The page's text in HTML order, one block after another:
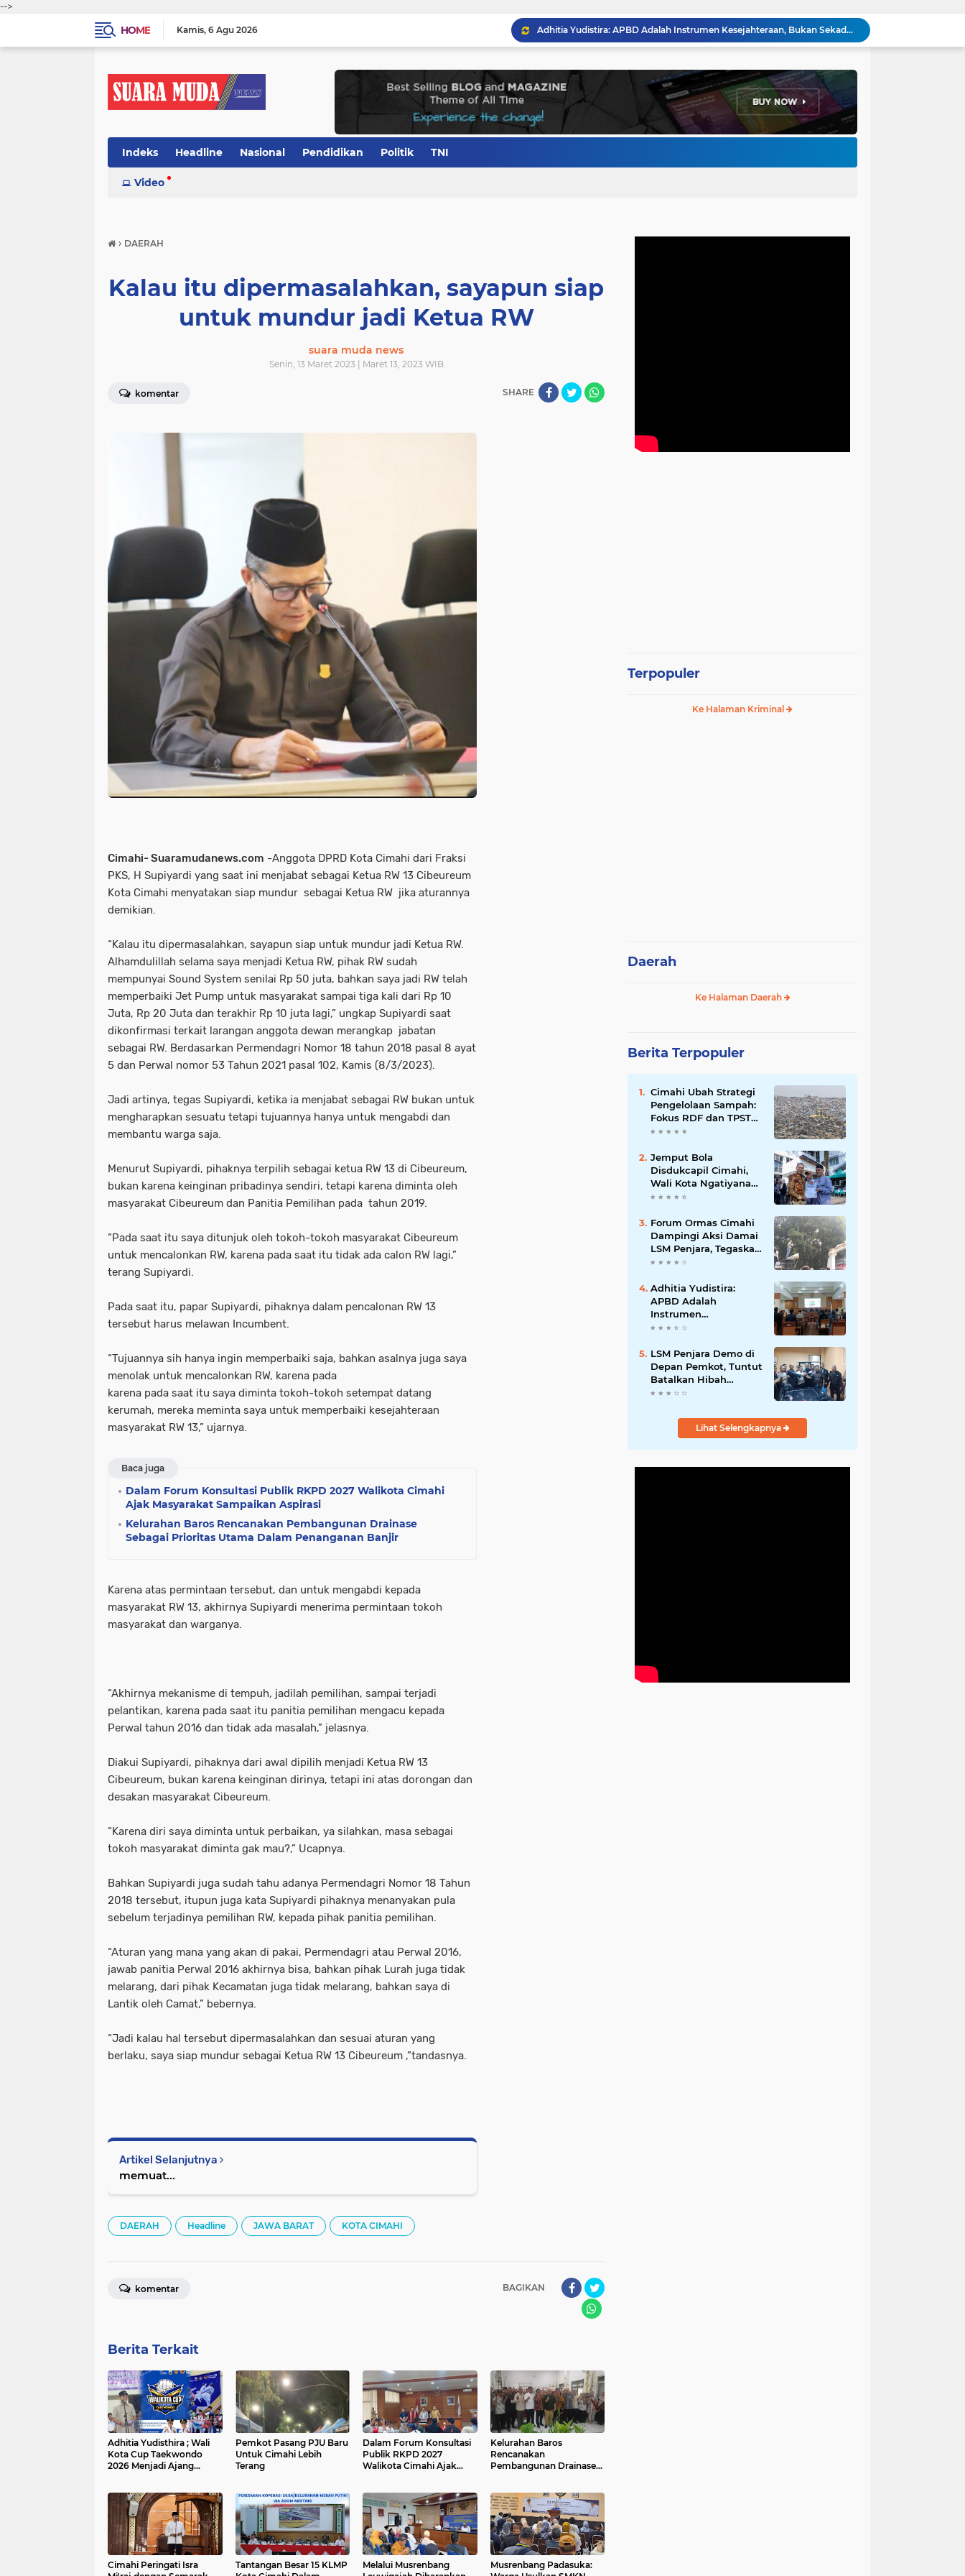
-->
HOME
Kamis 6 Agu 2026
Adhitia Yudistira: APBD Adalah Instrumen Kesejahteraan, Bukan Sekadar Catatan Angka
Ketua DPRD Wahyu Widiatmoko: LPJ 2025 Cermin Kinerja, KUA-PPAS 2027 Kompas Pembangunan Cimahi
Ribuan Buruh Cimahi Demo Tolak Pajak Progresif, DPRD Rekomendasikan 4 Tuntutan ke Presiden dan DPR RI
Sambut Agen Perubahan, Ketua DPRD Cimahi Ajak Mahasiswa KKN UIN Bandung Hadirkan Solusi Nyata
Bhabinkamtibmas Baros Sambangi Warga, Selesaikan Keluhan Bau Kandang Ayam Hingga Imbau Cegah 3C
Indeks Headline Nasional Pendidikan Politik TNI
Video
› DAERAH
Kalau itu dipermasalahkan, sayapun siap
untuk mundur jadi Ketua RW
suara muda news
Senin, 13 Maret 2023 | Maret 13, 2023 WIB
komentar SHARE
Cimahi- Suaramudanews.com -Anggota DPRD Kota Cimahi dari Fraksi
PKS, H Supiyardi yang saat ini menjabat sebagai Ketua RW 13 Cibeureum
Kota Cimahi menyatakan siap mundur sebagai Ketua RW jika aturannya
demikian.
“Kalau itu dipermasalahkan, sayapun siap untuk mundur jadi Ketua RW.
Alhamdulillah selama saya menjadi Ketua RW, pihak RW sudah
mempunyai Sound System senilai Rp 50 juta, bahkan saya jadi RW telah
memperbaiki Jet Pump untuk masyarakat sampai tiga kali dari Rp 10
Juta, Rp 20 Juta dan terakhir Rp 10 juta lagi,” ungkap Supiyardi saat
dikonfirmasi terkait larangan anggota dewan merangkap jabatan
sebagai RW. Berdasarkan Permendagri Nomor 18 tahun 2018 pasal 8 ayat
5 dan Perwal nomor 53 Tahun 2021 pasal 102, Kamis (8/3/2023).
Jadi artinya, tegas Supiyardi, ketika ia menjabat sebagai RW bukan untuk
mengharapkan sesuatu tetapi tujuannya hanya untuk mengabdi dan
membantu warga saja.
Menurut Supiyardi, pihaknya terpilih sebagai ketua RW 13 di Cibeureum,
bukan karena keinginan pribadinya sendiri, tetapi karena diminta oleh
masyarakat Cibeureum dan Panitia Pemilihan pada tahun 2019.
“Pada saat itu saya ditunjuk oleh tokoh-tokoh masyarakat Cibeureum
untuk mencalonkan RW, karena pada saat itu tidak ada calon RW lagi,”
terang Supiyardi.
Pada saat itu, papar Supiyardi, pihaknya dalam pencalonan RW 13
tersebut harus melawan Incumbent.
“Tujuannya sih hanya ingin memperbaiki saja, bahkan asalnya juga saya
menolak untuk mencalonkan RW, karena pada
karena pada saat itu saya diminta tokoh-tokoh setempat datang
kerumah, mereka meminta saya untuk memperbaiki kesejahteraan
masyarakat RW 13,” ujarnya.
Baca juga
Dalam Forum Konsultasi Publik RKPD 2027 Walikota Cimahi
Ajak Masyarakat Sampaikan Aspirasi
Kelurahan Baros Rencanakan Pembangunan Drainase
Sebagai Prioritas Utama Dalam Penanganan Banjir
Karena atas permintaan tersebut, dan untuk mengabdi kepada
masyarakat RW 13, akhirnya Supiyardi menerima permintaan tokoh
masyarakat dan warganya.
“Akhirnya mekanisme di tempuh, jadilah pemilihan, sampai terjadi
pelantikan, karena pada saat itu panitia pemilihan mengacu kepada
Perwal tahun 2016 dan tidak ada masalah,” jelasnya.
Diakui Supiyardi, pihaknya dari awal dipilih menjadi Ketua RW 13
Cibeureum, bukan karena keinginan dirinya, tetapi ini atas dorongan dan
desakan masyarakat Cibeureum.
“Karena diri saya diminta untuk perbaikan, ya silahkan, masa sebagai
tokoh masyarakat diminta gak mau?,” Ucapnya.
Bahkan Supiyardi juga sudah tahu adanya Permendagri Nomor 18 Tahun
2018 tersebut, itupun juga kata Supiyardi pihaknya menanyakan pula
sebelum terjadinya pemilihan RW, kepada pihak panitia pemilihan.
“Aturan yang mana yang akan di pakai, Permendagri atau Perwal 2016,
jawab panitia Perwal 2016 akhirnya bisa, bahkan pihak Lurah juga tidak
melarang, dari pihak Kecamatan juga tidak melarang, bahkan saya di
Lantik oleh Camat,” bebernya.
“Jadi kalau hal tersebut dipermasalahkan dan sesuai aturan yang
berlaku, saya siap mundur sebagai Ketua RW 13 Cibeureum ,”tandasnya.
Artikel Selanjutnya
memuat...
DAERAH Headline JAWA BARAT KOTA CIMAHI
BAGIKAN
komentar
Berita Terkait
Adhitia Yudisthira ; Wali
Kota Cup Taekwondo
2026 Menjadi Ajang
Pemkot Pasang PJU Baru
Untuk Cimahi Lebih
Terang
Dalam Forum Konsultasi
Publik RKPD 2027
Walikota Cimahi Ajak
Kelurahan Baros
Rencanakan
Pembangunan Drainase
Cimahi Peringati Isra
Tantangan Besar 15 KLMP
Melalui Musrenbang
Musrenbang Padasuka:
Terpopuler
Ke Halaman Kriminal
Daerah
Ke Halaman Daerah
Berita Terpopuler
Cimahi Ubah Strategi
Pengelolaan Sampah:
Fokus RDF dan TPST
untuk Kurangi
Jemput Bola
Disdukcapil Cimahi,
Wali Kota Ngatiyana
Serahkan 771
Warga Terdampak
Ganti Nama Jalan
Forum Ormas Cimahi
Dampingi Aksi Damai
LSM Penjara, Tegaskan
Solidaritas dan Jaga
Adhitia Yudistira:
APBD Adalah
Instrumen
Kesejahteraan, Bukan
Angka
LSM Penjara Demo di
Depan Pemkot, Tuntut
Batalkan Hibah
Gedung dan Hentikan
wenang
Lihat Selengkapnya